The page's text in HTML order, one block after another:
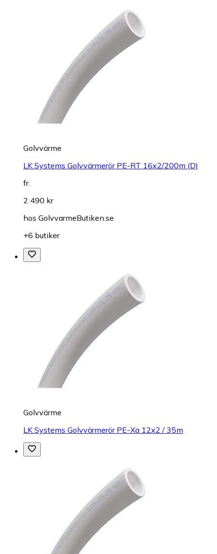
Golvvärme
LK Systems Golvvärmerör PE-RT 16x2/200m (D)
fr.
2 490 kr
hos GolvvarmeButiken.se
+6 butiker
Golvvärme
LK Systems Golvvärmerör PE-Xa 12x2 / 35m